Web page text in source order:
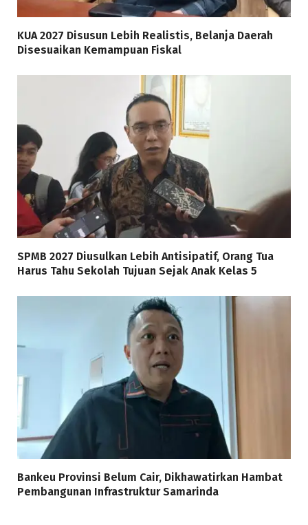
KUA 2027 Disusun Lebih Realistis, Belanja Daerah
Disesuaikan Kemampuan Fiskal
SPMB 2027 Diusulkan Lebih Antisipatif, Orang Tua
Harus Tahu Sekolah Tujuan Sejak Anak Kelas 5
Bankeu Provinsi Belum Cair, Dikhawatirkan Hambat
Pembangunan Infrastruktur Samarinda